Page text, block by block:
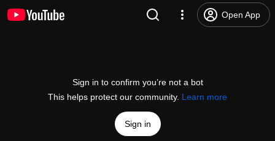
Open App
Sign in to confirm you’re not a bot
This helps protect our community. Learn more
Sign in